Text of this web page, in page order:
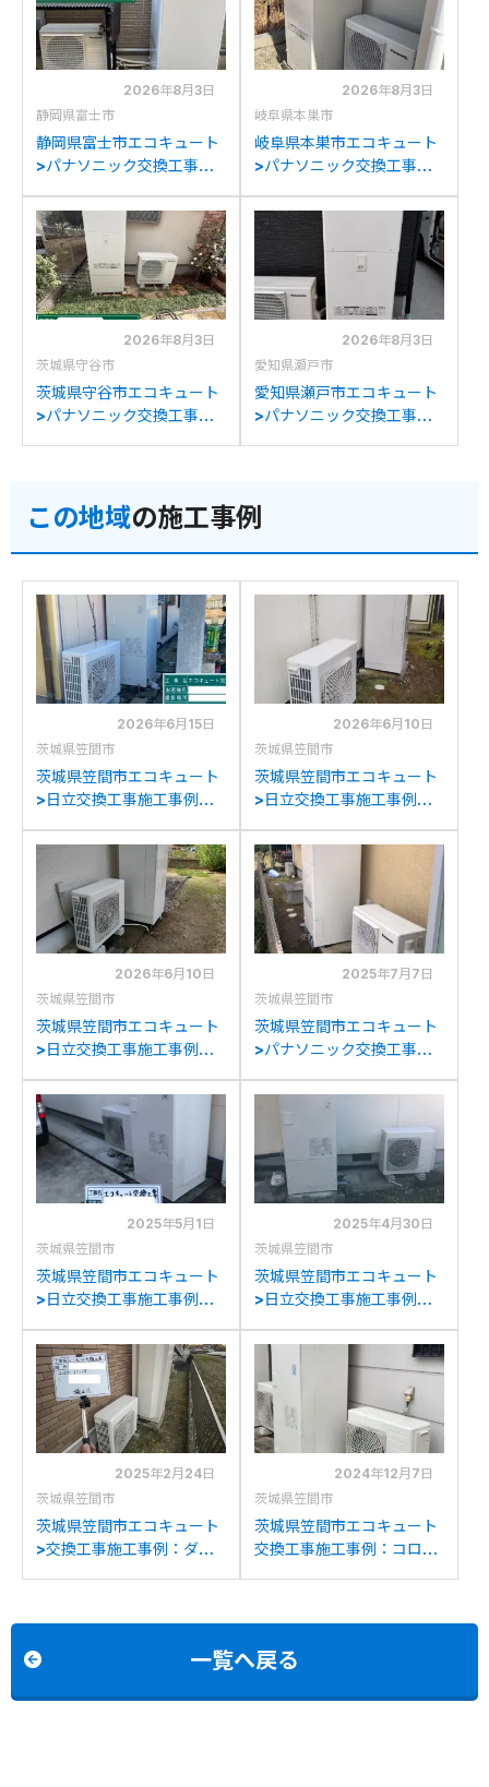
2026年8月3日
静岡県富士市
静岡県富士市エコキュート
>パナソニック交換工事施
TU37DFCVからパナソニ
ックHE-S37LQSへの交換
2026年8月3日
岐阜県本巣市
岐阜県本巣市エコキュート
>パナソニック交換工事施
FBH373CTからパナソニ
ックHE-S37LQSへの交換
2026年8月3日
茨城県守谷市
茨城県守谷市エコキュート
>パナソニック交換工事施
2026年8月3日
愛知県瀬戸市
愛知県瀬戸市エコキュート
>パナソニック交換工事施
この地域の施工事例
2026年6月15日
茨城県笠間市
茨城県笠間市エコキュート
>日立交換工事施工事例：
BHP-ZN37WUへの交換
2026年6月10日
茨城県笠間市
茨城県笠間市エコキュート
>日立交換工事施工事例：
立BHP-F37XDへの交換
2026年6月10日
茨城県笠間市
茨城県笠間市エコキュート
>日立交換工事施工事例：
日立BHP-FG37XUへの交
換
2025年7月7日
茨城県笠間市
茨城県笠間市エコキュート
>パナソニック交換工事施
K37AQからパナソニック
2025年5月1日
茨城県笠間市
茨城県笠間市エコキュート
>日立交換工事施工事例：
日立BHP-FG37WUへの交
換
2025年4月30日
茨城県笠間市
茨城県笠間市エコキュート
>日立交換工事施工事例：
立BHP-F37XDへの交換
2025年2月24日
茨城県笠間市
茨城県笠間市エコキュート
>交換工事施工事例：ダイ
2024年12月7日
茨城県笠間市
茨城県笠間市エコキュート
交換工事施工事例：コロナ
一覧へ戻る